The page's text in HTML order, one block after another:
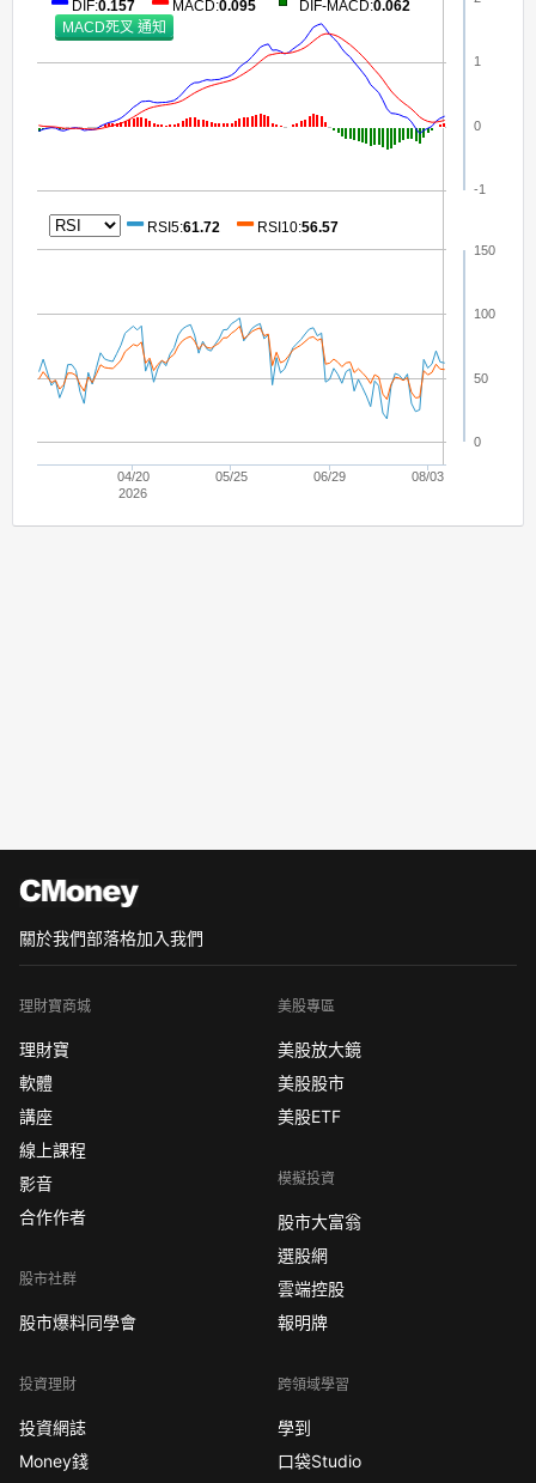
04/20
2026
05/25 06/29 08/03
-1
0
1
0
50
100
150
DIF:0.157 MACD:0.095 DIF-MACD:0.062
RSI5:61.72 RSI10:56.57
關於我們部落格加入我們
理財寶商城
理財寶
軟體
講座
線上課程
影音
合作作者
股市社群
股市爆料同學會
投資理財
投資網誌
Money錢
美股專區
美股放大鏡
美股股市
美股ETF
模擬投資
股市大富翁
選股網
雲端控股
報明牌
跨領域學習
學到
口袋Studio